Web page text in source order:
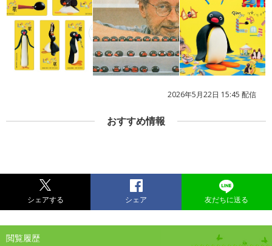
2026年5月22日 15:45 配信
おすすめ情報
シェアする シェア 友だちに送る
閲覧履歴